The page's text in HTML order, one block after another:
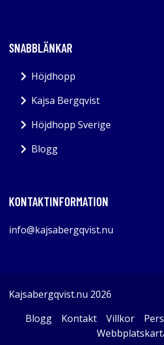
SNABBLÄNKAR
Höjdhopp
Kajsa Bergqvist
Höjdhopp Sverige
Blogg
KONTAKTINFORMATION
info@kajsabergqvist.nu
Kajsabergqvist.nu 2026
Blogg
Kontakt Villkor